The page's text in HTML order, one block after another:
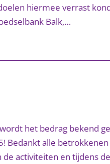
hiermee verrast
Balk,…
het bedrag bekend
Bedankt alle
activiteiten en tijdens